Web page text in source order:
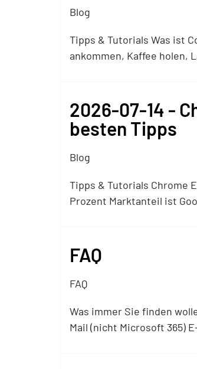
Blog
Tipps & Tutorials Was ist
ankommen, Kaffee holen,
2026-07-14 -
besten Tipps
Blog
Tipps & Tutorials Chrome
Prozent Marktanteil ist
FAQ
FAQ
Was immer Sie finden
Mail (nicht Microsoft 365)